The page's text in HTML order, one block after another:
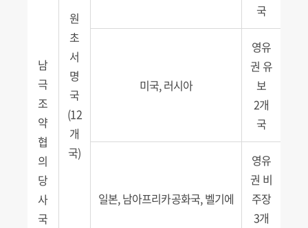
남
극
조
약
협
의
당
사
국
원
초
서
명
국
(12
개
국)
국
미국, 러시아
영유
권 유
보
2개
국
일본, 남아프리카공화국, 벨기에
영유
권 비
주장
3개